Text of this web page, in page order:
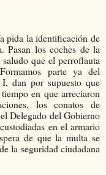
pida la identificación de
Pasan los coches de la
que el perroflauta
parte ya del
dan por supuesto que
en que arreciaron
los conatos de
Delegado del Gobierno
en el armario
de que la multa se
la seguridad ciudadana